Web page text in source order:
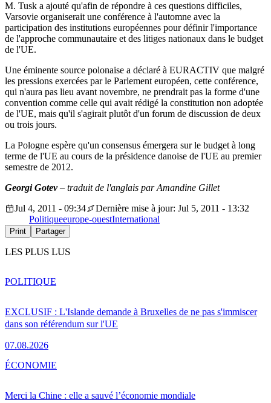
M. Tusk a ajouté qu'afin de répondre à ces questions difficiles,
Varsovie organiserait une conférence à l'automne avec la
participation des institutions européennes pour définir l'importance
de l'approche communautaire et des litiges nationaux dans le budget
de l'UE.
Une éminente source polonaise a déclaré à EURACTIV que malgré
les pressions exercées par le Parlement européen, cette conférence,
qui n'aura pas lieu avant novembre, ne prendrait pas la forme d'une
convention comme celle qui avait rédigé la constitution non adoptée
de l'UE, mais qu'il s'agirait plutôt d'un forum de discussion de deux
ou trois jours.
La Pologne espère qu'un consensus émergera sur le budget à long
terme de l'UE au cours de la présidence danoise de l'UE au premier
semestre de 2012.
Georgi Gotev– traduit de l'anglais par Amandine Gillet
Jul 4, 2011 - 09:34
Dernière mise à jour: Jul 5, 2011 - 13:32
Politiqueeurope-ouestInternational
Print Partager
LES PLUS LUS
EXCLUSIF : L'Islande demande à Bruxelles de ne pas s'immiscer
dans son référendum sur l'UE
07.08.2026
POLITIQUE
Merci la Chine : elle a sauvé l’économie mondiale
ÉCONOMIE